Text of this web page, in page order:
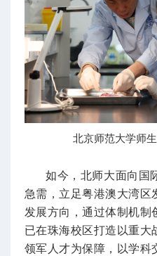
北京师范大学师
如今，北师大面向国
急需，立足粤港澳大湾区
发展方向，通过体制机制
已在珠海校区打造以重大
领军人才为保障，以学科